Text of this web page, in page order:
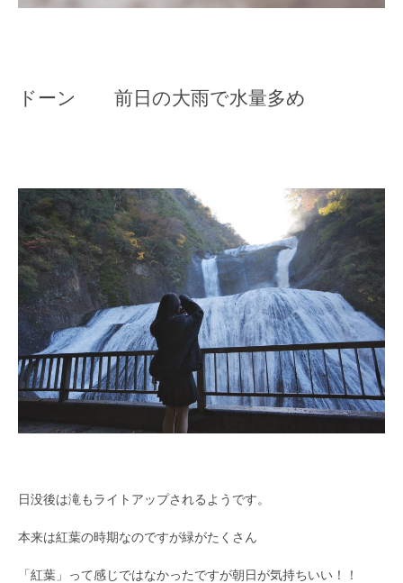
ドーン 前日の大雨で水量多め
日没後は滝もライトアップされるようです。
本来は紅葉の時期なのですが緑がたくさん
「紅葉」って感じではなかったですが朝日が気持ちいい！！